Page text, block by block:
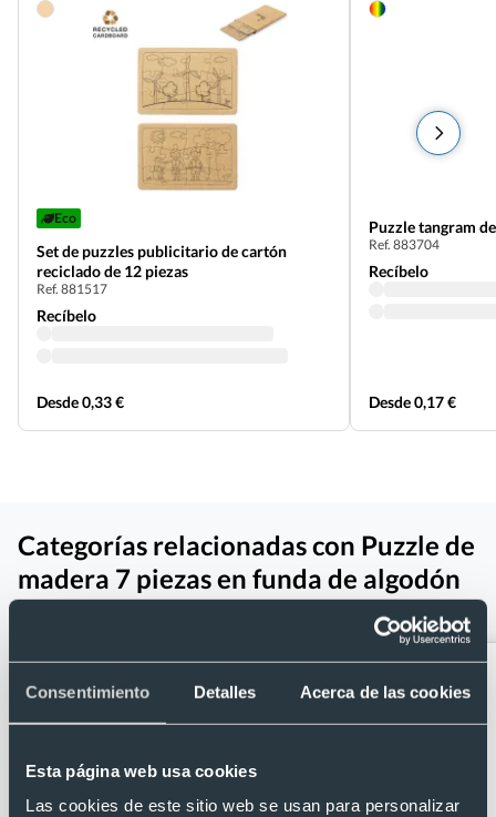
Consentimiento Detalles Acerca de las cookies
Esta página web usa cookies
Las cookies de este sitio web se usan para personalizar
Eco
Set de puzzles publicitario de cartón
reciclado de 12 piezas
Ref. 881517
Recíbelo
Desde 0,33 €
Puzzle tangram
Ref. 883704
Recíbelo
Desde 0,17 €
Categorías relacionadas con Puzzle de
madera 7 piezas en funda de algodón